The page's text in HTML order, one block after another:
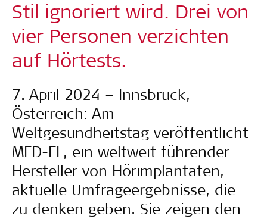
Stil ignoriert wird. Drei von
vier Personen verzichten
auf Hörtests.
7. April 2024 – Innsbruck,
Österreich: Am
Weltgesundheitstag veröffentlicht
MED-EL, ein weltweit führender
Hersteller von Hörimplantaten,
aktuelle Umfrageergebnisse, die
zu denken geben. Sie zeigen den